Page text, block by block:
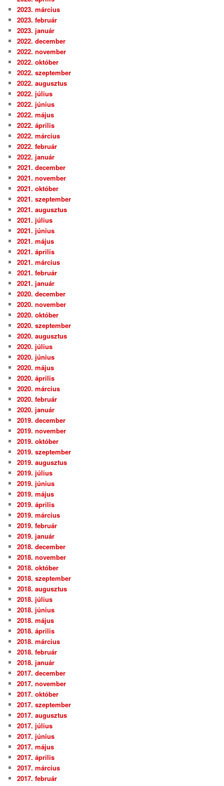
2023. március
2023. február
2023. január
2022. december
2022. november
2022. október
2022. szeptember
2022. augusztus
2022. július
2022. június
2022. május
2022. április
2022. március
2022. február
2022. január
2021. december
2021. november
2021. október
2021. szeptember
2021. augusztus
2021. július
2021. június
2021. május
2021. április
2021. március
2021. február
2021. január
2020. december
2020. november
2020. október
2020. szeptember
2020. augusztus
2020. július
2020. június
2020. május
2020. április
2020. március
2020. február
2020. január
2019. december
2019. november
2019. október
2019. szeptember
2019. augusztus
2019. július
2019. június
2019. május
2019. április
2019. március
2019. február
2019. január
2018. december
2018. november
2018. október
2018. szeptember
2018. augusztus
2018. július
2018. június
2018. május
2018. április
2018. március
2018. február
2018. január
2017. december
2017. november
2017. október
2017. szeptember
2017. augusztus
2017. július
2017. június
2017. május
2017. április
2017. március
2017. február